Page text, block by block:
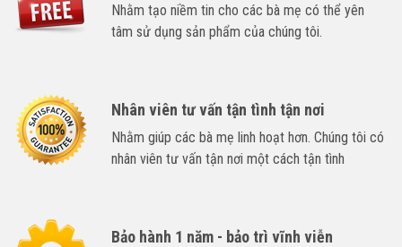
Nhằm tạo niềm tin cho các bà mẹ có thể yên
tâm sử dụng sản phẩm của chúng tôi.
Nhân viên tư vấn tận tình tận nơi
Nhằm giúp các bà mẹ linh hoạt hơn. Chúng tôi có
nhân viên tư vấn tận nơi một cách tận tình
Bảo hành 1 năm - bảo trì vĩnh viễn